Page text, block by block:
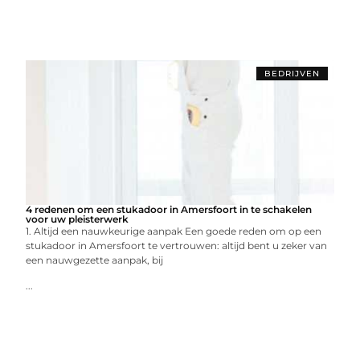
BEDRIJVEN
4 redenen om een stukadoor in Amersfoort in te schakelen
voor uw pleisterwerk
1. Altijd een nauwkeurige aanpak Een goede reden om op een
stukadoor in Amersfoort te vertrouwen: altijd bent u zeker van
een nauwgezette aanpak, bij
...